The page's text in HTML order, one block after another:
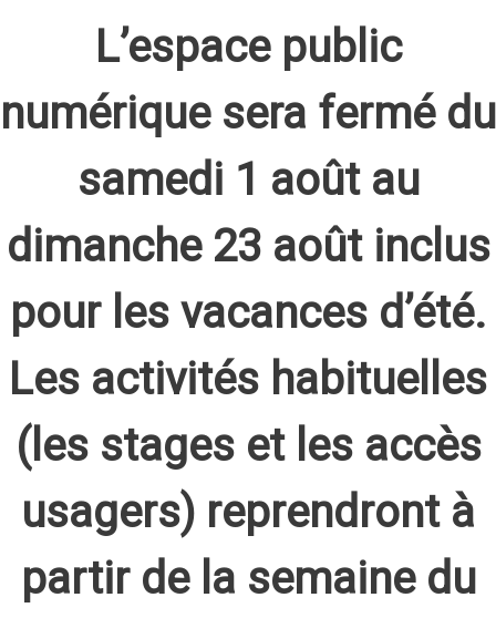
L’espace public
numérique sera fermé du
samedi 1 août au
dimanche 23 août inclus
pour les vacances d’été.
Les activités habituelles
(les stages et les accès
usagers) reprendront à
partir de la semaine du